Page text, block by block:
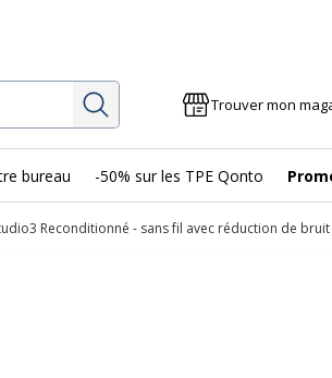
Rechercher Trouver mon
bureau -50% sur les TPE Qonto
Reconditionné - sans fil avec réduction de